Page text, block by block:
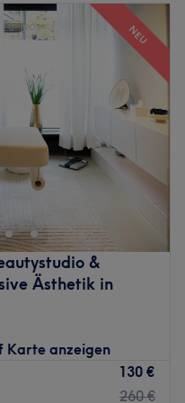
10:00 –19:00
10:00
19:00
19:00
16:00
Geschlossen
in die Hände
Know How und
Dann lass dich
von gelungener
Wunschtermin fix und
und gebucht,
mehr im Weg!
ihnen zu viel Freiheit,
diesem Motto wird hier
Maximum erreicht. Ein
NEU
&
Ästhetik in
Karte anzeigen
130 €
260 €